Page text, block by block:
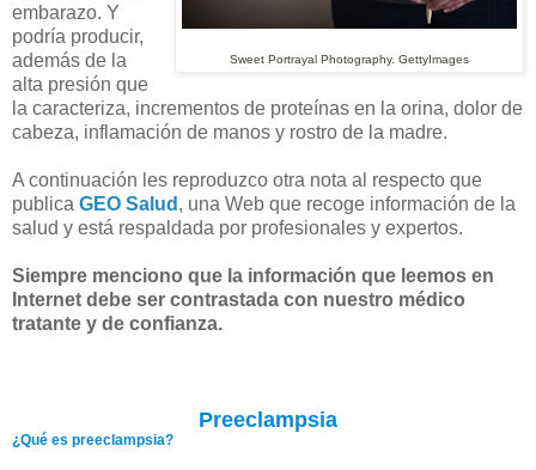
Sweet Portrayal Photography. GettyImages
embarazo. Y
podría producir,
además de la
alta presión que
la caracteriza, incrementos de proteínas en la orina, dolor de
cabeza, inflamación de manos y rostro de la madre.
A continuación les reproduzco otra nota al respecto que
publica GEO Salud , una Web que recoge información de la
salud y está respaldada por profesionales y expertos.
Siempre menciono que la información que leemos en
Internet debe ser contrastada con nuestro médico
tratante y de confianza.
Preeclampsia
¿Qué es preeclampsia?